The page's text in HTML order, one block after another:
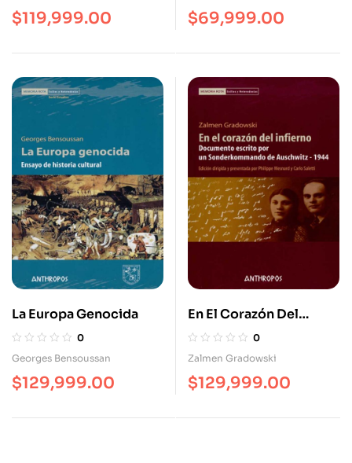
$119,999.00 $69,999.00
La Europa Genocida
0
Georges Bensoussan
$129,999.00
En El Corazón Del
Infierno Documento
Escrito Por Un
Auschwitz – 1944
0
Zalmen Gradowski
$129,999.00